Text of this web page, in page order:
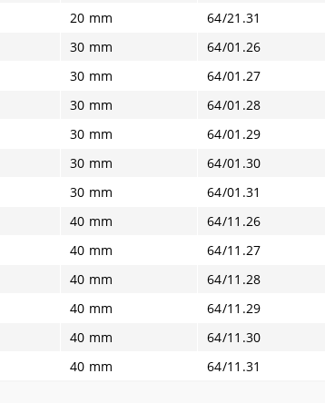
20 mm 64/21.31
30 mm 64/01.26
30 mm 64/01.27
30 mm 64/01.28
30 mm 64/01.29
30 mm 64/01.30
30 mm 64/01.31
40 mm 64/11.26
40 mm 64/11.27
40 mm 64/11.28
40 mm 64/11.29
40 mm 64/11.30
40 mm 64/11.31